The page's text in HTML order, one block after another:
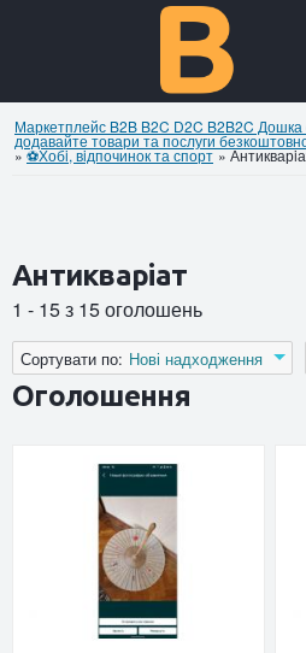
Маркетплейс B2B B2C D2C B2B2C
додавайте товари та послуги
»⚽Хобi, вiдпочинок та спорт »
Антикварiат
1 - 15 з 15 оголошень
Сортувати по: Нові надходження
Оголошення